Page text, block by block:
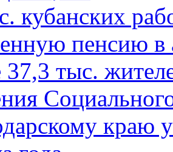
кубанских
пенсию в
тыс.
краю